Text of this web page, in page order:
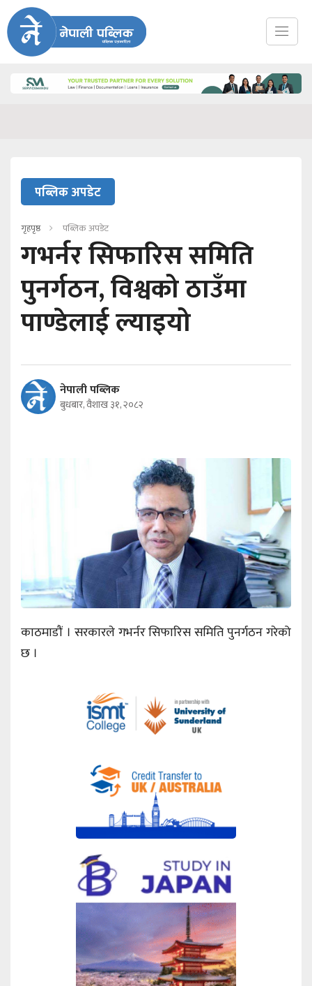
पब्लिक अपडेट
गृहपृष्ठ पब्लिक अपडेट
गभर्नर सिफारिस समिति
पुनर्गठन, विश्वको ठाउँमा
पाण्डेलाई ल्याइयो
नेपाली पब्लिक
बुधबार, वैशाख ३१, २०८२
काठमाडौं । सरकारले गभर्नर सिफारिस समिति पुनर्गठन गरेको
छ ।